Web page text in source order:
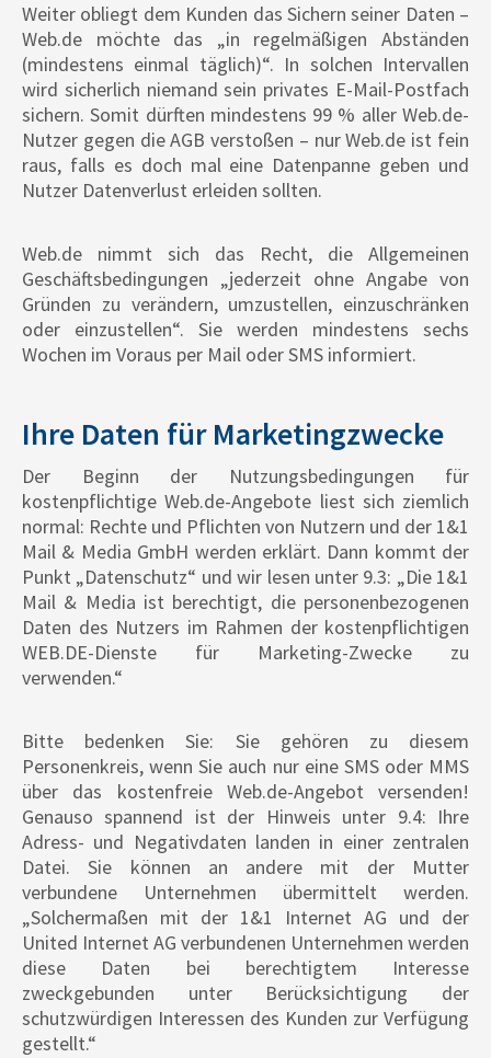
Weiter obliegt dem Kunden das Sichern seiner Daten –
Web.de möchte das „in regelmäßigen Abständen
(mindestens einmal täglich)“. In solchen Intervallen
wird sicherlich niemand sein privates E-Mail-Postfach
sichern. Somit dürften mindestens 99 % aller Web.de-
Nutzer gegen die AGB verstoßen – nur Web.de ist fein
raus, falls es doch mal eine Datenpanne geben und
Nutzer Datenverlust erleiden sollten.
Web.de nimmt sich das Recht, die Allgemeinen
Geschäftsbedingungen „jederzeit ohne Angabe von
Gründen zu verändern, umzustellen, einzuschränken
oder einzustellen“. Sie werden mindestens sechs
Wochen im Voraus per Mail oder SMS informiert.
Ihre Daten für Marketingzwecke
Der Beginn der Nutzungsbedingungen für
kostenpflichtige Web.de-Angebote liest sich ziemlich
normal: Rechte und Pflichten von Nutzern und der 1&1
Mail & Media GmbH werden erklärt. Dann kommt der
Punkt „Datenschutz“ und wir lesen unter 9.3: „Die 1&1
Mail & Media ist berechtigt, die personenbezogenen
Daten des Nutzers im Rahmen der kostenpflichtigen
WEB.DE-Dienste für Marketing-Zwecke zu
verwenden.“
Bitte bedenken Sie: Sie gehören zu diesem
Personenkreis, wenn Sie auch nur eine SMS oder MMS
über das kostenfreie Web.de-Angebot versenden!
Genauso spannend ist der Hinweis unter 9.4: Ihre
Adress- und Negativdaten landen in einer zentralen
Datei. Sie können an andere mit der Mutter
verbundene Unternehmen übermittelt werden.
„Solchermaßen mit der 1&1 Internet AG und der
United Internet AG verbundenen Unternehmen werden
diese Daten bei berechtigtem Interesse
zweckgebunden unter Berücksichtigung der
schutzwürdigen Interessen des Kunden zur Verfügung
gestellt.“